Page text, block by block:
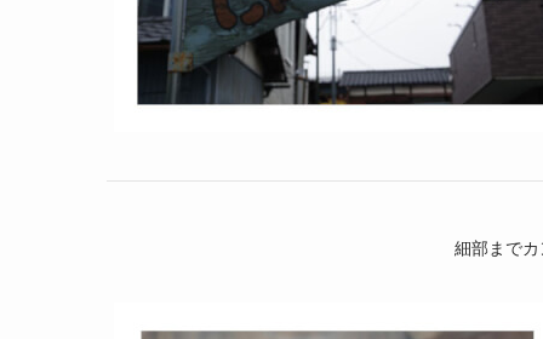
細部まで